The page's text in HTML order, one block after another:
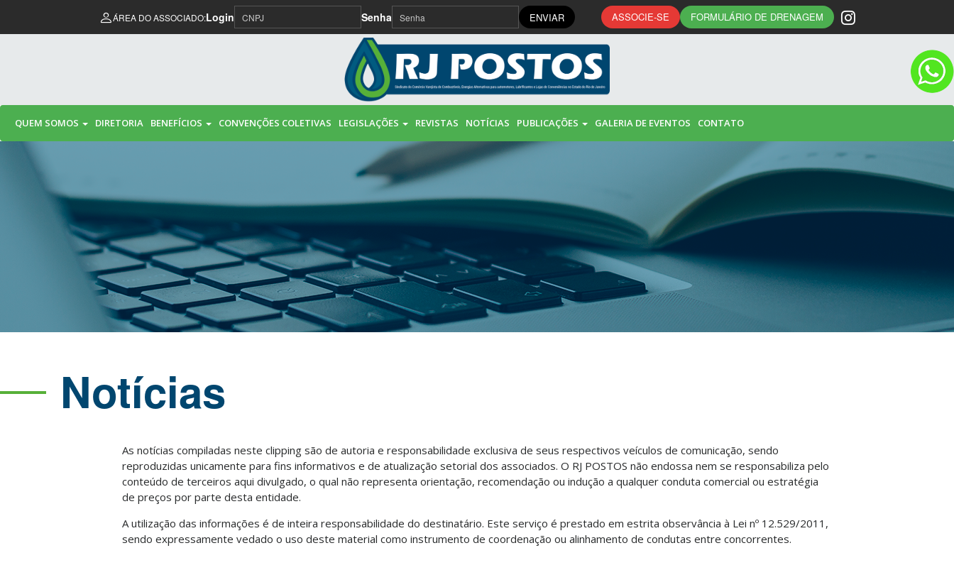
Pular para o conteúdoÁREA DO ASSOCIADO:Login Senha ENVIAR ASSOCIE-SE FORMULÁRIO DE DRENAGEM
QUEM SOMOS DIRETORIA BENEFÍCIOS CONVENÇÕES COLETIVAS LEGISLAÇÕES REVISTAS NOTÍCIAS PUBLICAÇÕES GALERIA DE EVENTOS CONTATO
Notícias
As notícias compiladas neste clipping são de autoria e responsabilidade exclusiva de seus respectivos veículos de comunicação, sendo
reproduzidas unicamente para fins informativos e de atualização setorial dos associados. O RJ POSTOS não endossa nem se responsabiliza pelo
conteúdo de terceiros aqui divulgado, o qual não representa orientação, recomendação ou indução a qualquer conduta comercial ou estratégia
de preços por parte desta entidade.
A utilização das informações é de inteira responsabilidade do destinatário. Este serviço é prestado em estrita observância à Lei nº 12.529/2011,
sendo expressamente vedado o uso deste material como instrumento de coordenação ou alinhamento de condutas entre concorrentes.